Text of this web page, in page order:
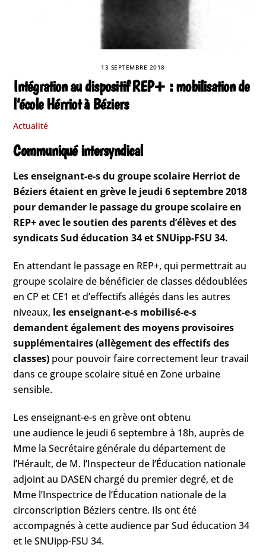
13 SEPTEMBRE 2018
Intégration au dispositif REP+ : mobilisation de
l’école Hérriot à Béziers
Actualité
Communiqué intersyndical
Les enseignant-e-s du groupe scolaire Herriot de
Béziers étaient en grève le jeudi 6 septembre 2018
pour demander le passage du groupe scolaire en
REP+ avec le soutien des parents d’élèves et des
syndicats Sud éducation 34 et SNUipp-FSU 34.
En attendant le passage en REP+, qui permettrait au
groupe scolaire de bénéficier de classes dédoublées
en CP et CE1 et d’effectifs allégés dans les autres
niveaux, les enseignant-e-s mobilisé-e-s
demandent également des moyens provisoires
supplémentaires (allègement des effectifs des
classes) pour pouvoir faire correctement leur travail
dans ce groupe scolaire situé en Zone urbaine
sensible.
Les enseignant-e-s en grève ont obtenu
une audience le jeudi 6 septembre à 18h, auprès de
Mme la Secrétaire générale du département de
l’Hérault, de M. l’Inspecteur de l’Éducation nationale
adjoint au DASEN chargé du premier degré, et de
Mme l’Inspectrice de l’Éducation nationale de la
circonscription Béziers centre. Ils ont été
accompagnés à cette audience par Sud éducation 34
et le SNUipp-FSU 34.